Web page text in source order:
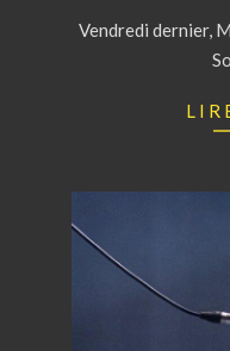
Vendredi dernier,